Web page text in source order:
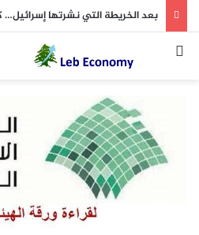
بعد الخريطة التي نشرتها
بحث عن